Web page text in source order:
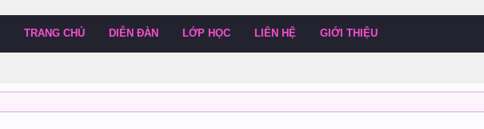
TRANG CHỦ DIỄN ĐÀN LỚP HỌC LIÊN HỆ GIỚI THIỆU